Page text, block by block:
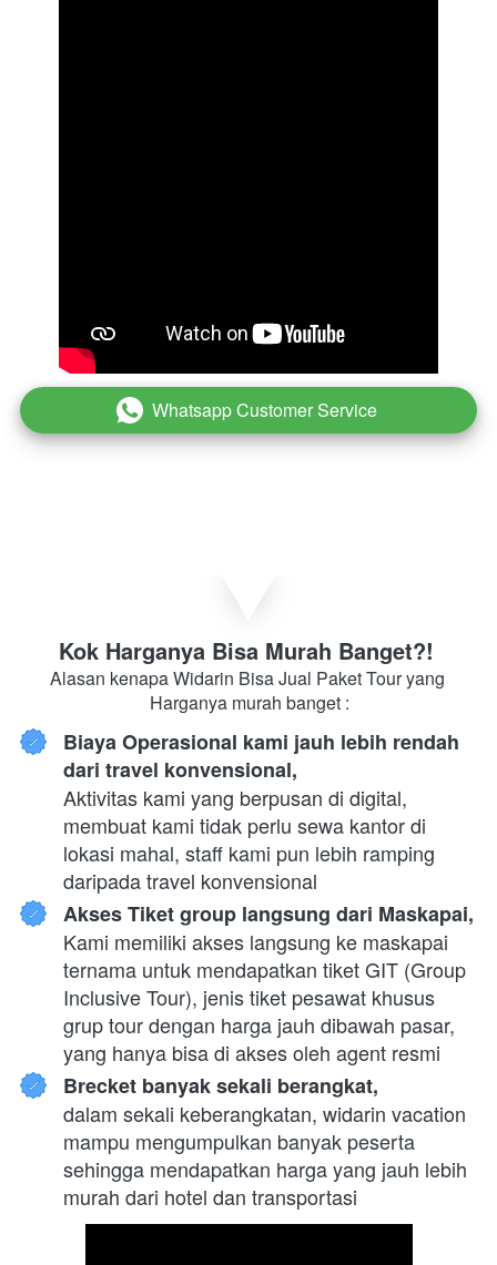
` Whatsapp Customer Service
Kok Harganya Bisa Murah Banget?!
Alasan kenapa Widarin Bisa Jual Paket Tour yang
Harganya murah banget :
Biaya Operasional kami jauh lebih rendah
dari travel konvensional,
Aktivitas kami yang berpusan di digital,
membuat kami tidak perlu sewa kantor di
lokasi mahal, staff kami pun lebih ramping
daripada travel konvensional
Akses Tiket group langsung dari Maskapai,
Kami memiliki akses langsung ke maskapai
ternama untuk mendapatkan tiket GIT (Group
Inclusive Tour), jenis tiket pesawat khusus
grup tour dengan harga jauh dibawah pasar,
yang hanya bisa di akses oleh agent resmi
Brecket banyak sekali berangkat,
dalam sekali keberangkatan, widarin vacation
mampu mengumpulkan banyak peserta
sehingga mendapatkan harga yang jauh lebih
murah dari hotel dan transportasi